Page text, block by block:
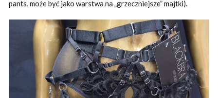
pants, może być jako warstwa na „grzeczniejsze” majtki).